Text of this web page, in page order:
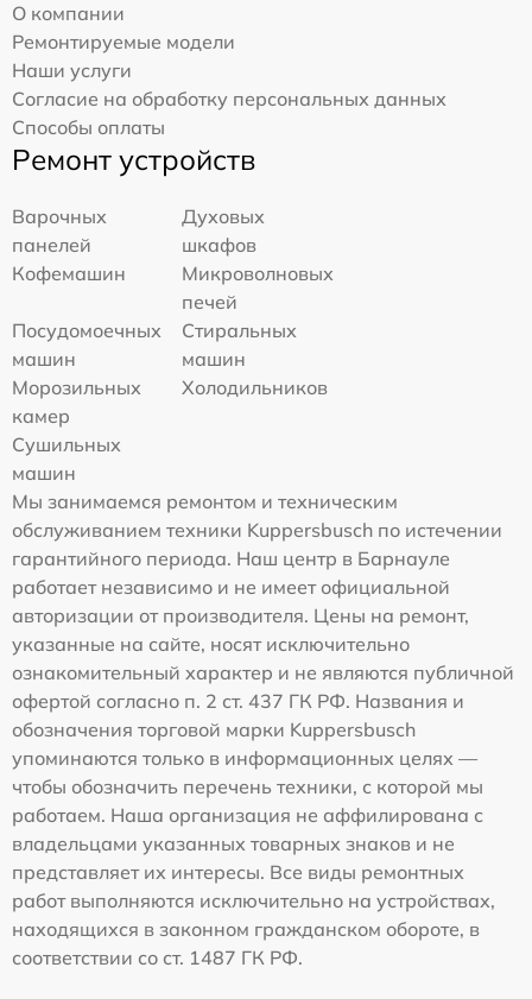
О компании
Ремонтируемые модели
Наши услуги
Согласие на обработку персональных данных
Способы оплаты
Ремонт устройств
Варочных
панелей
Духовых
шкафов
Кофемашин
Микроволновых
печей
Посудомоечных
машин
Стиральных
машин
Морозильных
камер
Холодильников
Сушильных
машин
Мы занимаемся ремонтом и техническим
обслуживанием техники Kuppersbusch по истечении
гарантийного периода. Наш центр в Барнауле
работает независимо и не имеет официальной
авторизации от производителя. Цены на ремонт,
указанные на сайте, носят исключительно
ознакомительный характер и не являются публичной
офертой согласно п. 2 ст. 437 ГК РФ. Названия и
обозначения торговой марки Kuppersbusch
упоминаются только в информационных целях —
чтобы обозначить перечень техники, с которой мы
работаем. Наша организация не аффилирована с
владельцами указанных товарных знаков и не
представляет их интересы. Все виды ремонтных
работ выполняются исключительно на устройствах,
находящихся в законном гражданском обороте, в
соответствии со ст. 1487 ГК РФ.